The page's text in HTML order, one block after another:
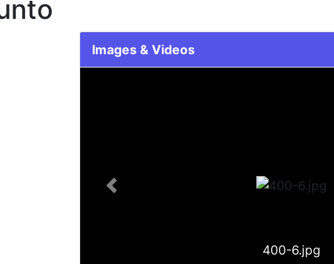
Images & Videos
400-6.jpg
Previous